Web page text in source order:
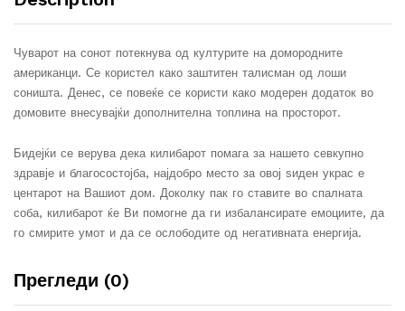
Чуварот на сонот потекнува од културите на домородните
американци. Се користел како заштитен талисман од лоши
соништа. Денес, се повеќе се користи како модерен додаток во
домовите внесувајќи дополнителна топлина на просторот.
Бидејќи се верува дека килибарот помага за нашето севкупно
здравје и благосостојба, најдобро место за овој ѕиден украс е
центарот на Вашиот дом. Доколку пак го ставите во спалната
соба, килибарот ќе Ви помогне да ги избалансирате емоциите, да
го смирите умот и да се ослободите од негативната енергија.
Прегледи (0)